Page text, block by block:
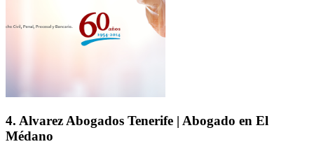
4. Alvarez Abogados Tenerife | Abogado en El
Médano